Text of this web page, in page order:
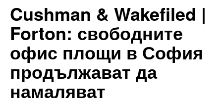
Cushman & Wakefiled |
Forton: свободните
офис площи в София
продължават да
намаляват